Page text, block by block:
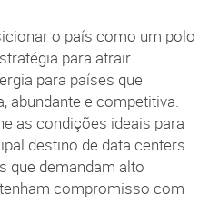
o país como um polo
para atrair
para países que
abundante e competitiva.
as condições ideais para
destino de data centers
que demandam alto
compromisso com